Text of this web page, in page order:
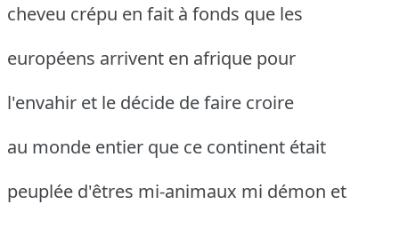
cheveu crépu en fait à fonds que les
européens arrivent en afrique pour
l'envahir et le décide de faire croire
au monde entier que ce continent était
peuplée d'êtres mi-animaux mi démon et